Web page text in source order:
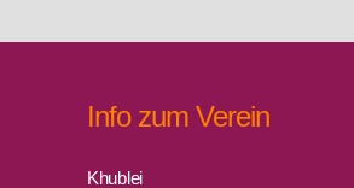
Info zum Verein
Khublei